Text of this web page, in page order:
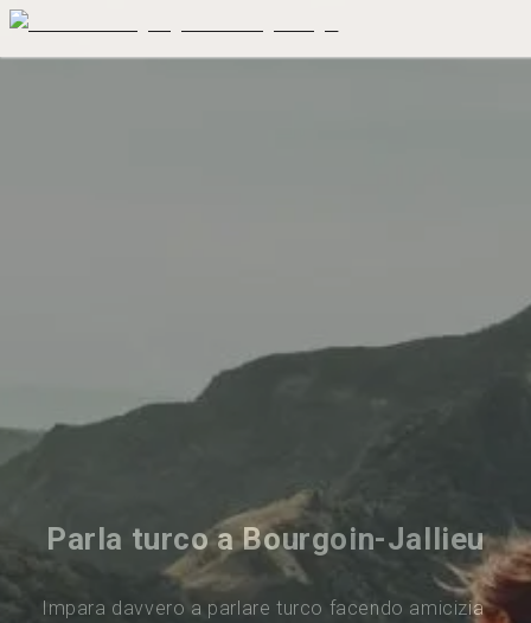
Parla turco a Bourgoin-Jallieu
Impara davvero a parlare turco facendo amicizia